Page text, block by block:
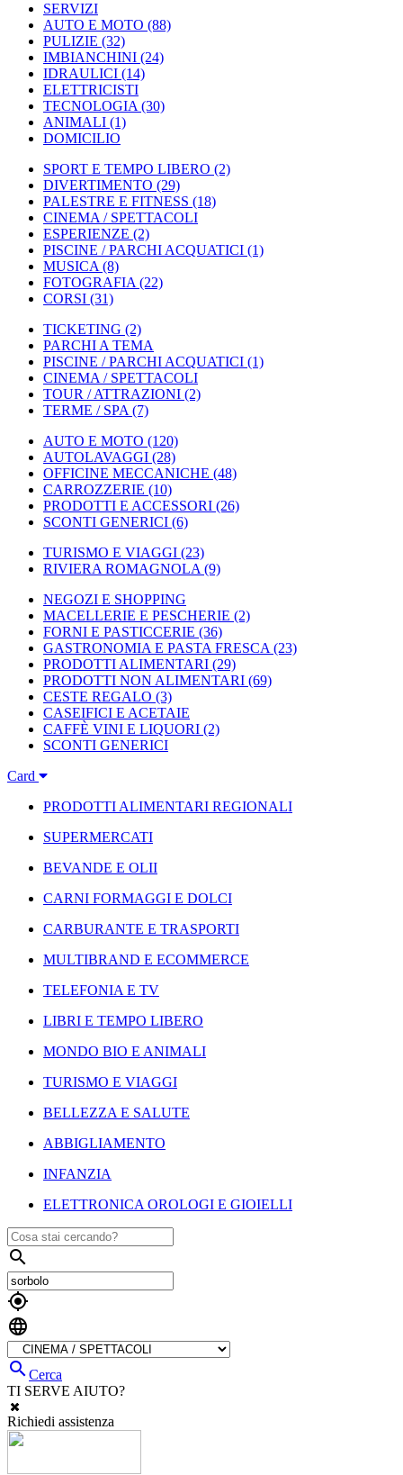
SERVIZI
AUTO E MOTO (88)
PULIZIE (32)
IMBIANCHINI (24)
IDRAULICI (14)
ELETTRICISTI
TECNOLOGIA (30)
ANIMALI (1)
DOMICILIO
SPORT E TEMPO LIBERO (2)
DIVERTIMENTO (29)
PALESTRE E FITNESS (18)
CINEMA / SPETTACOLI
ESPERIENZE (2)
PISCINE / PARCHI ACQUATICI (1)
MUSICA (8)
FOTOGRAFIA (22)
CORSI (31)
TICKETING (2)
PARCHI A TEMA
PISCINE / PARCHI ACQUATICI (1)
CINEMA / SPETTACOLI
TOUR / ATTRAZIONI (2)
TERME / SPA (7)
AUTO E MOTO (120)
AUTOLAVAGGI (28)
OFFICINE MECCANICHE (48)
CARROZZERIE (10)
PRODOTTI E ACCESSORI (26)
SCONTI GENERICI (6)
TURISMO E VIAGGI (23)
RIVIERA ROMAGNOLA (9)
NEGOZI E SHOPPING
MACELLERIE E PESCHERIE (2)
FORNI E PASTICCERIE (36)
GASTRONOMIA E PASTA FRESCA (23)
PRODOTTI ALIMENTARI (29)
PRODOTTI NON ALIMENTARI (69)
CESTE REGALO (3)
CASEIFICI E ACETAIE
CAFFÈ VINI E LIQUORI (2)
SCONTI GENERICI
Card
PRODOTTI ALIMENTARI REGIONALI
SUPERMERCATI
BEVANDE E OLII
CARNI FORMAGGI E DOLCI
CARBURANTE E TRASPORTI
MULTIBRAND E ECOMMERCE
TELEFONIA E TV
LIBRI E TEMPO LIBERO
MONDO BIO E ANIMALI
TURISMO E VIAGGI
BELLEZZA E SALUTE
ABBIGLIAMENTO
INFANZIA
ELETTRONICA OROLOGI E GIOIELLI



Cerca
TI SERVE AIUTO?
Richiedi assistenza